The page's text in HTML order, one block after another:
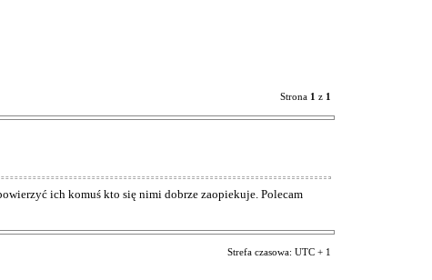
Strona 1 z 1
ich komuś kto się nimi dobrze zaopiekuje. Polecam
Strefa czasowa: UTC + 1